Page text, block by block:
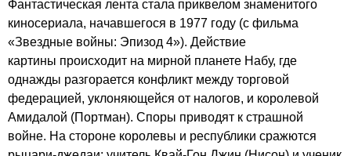
Фантастическая лента стала приквелом знаменитого
киносериала, начавшегося в 1977 году (с фильма
«Звездные войны: Эпизод 4»). Действие
картины происходит на мирной планете Набу, где
однажды разгорается конфликт между торговой
федерацией, уклоняющейся от налогов, и королевой
Амидалой (Портман). Споры приводят к страшной
войне. На стороне королевы и республики сражются